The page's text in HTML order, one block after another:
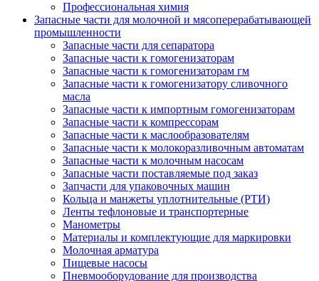
Профессиональная химия
Запасные части для молочной и мясоперерабатывающей
промышленности
Запасные части для сепаратора
Запасные части к гомогенизаторам
Запасные части к гомогенизаторам гм
Запасные части к гомогенизатору сливочного
масла
Запасные части к импортным гомогенизаторам
Запасные части к компрессорам
Запасные части к маслообразователям
Запасные части к молокоразливочным автоматам
Запасные части к молочным насосам
Запасные части поставляемые под заказ
Запчасти для упаковочных машин
Кольца и манжеты уплотнительные (РТИ)
Ленты тефлоновые и транспортерные
Манометры
Материалы и комплектующие для маркировки
Молочная арматура
Пищевые насосы
Пневмооборудование для производства